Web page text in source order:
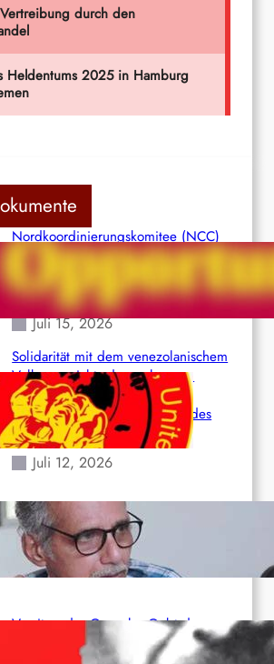
Nordkoordinierungskomitee (NCC)
der Kommunistischen Partei Indiens
(Maoistisch): Postmoderner
Opportunismus
Juli 15, 2026
Solidarität mit dem venezolanischem
Volk angesichts der verlorenen
Leben und der katastrophalen
Situation durch die Erdbeben des
24. Juni!
Juli 12, 2026
Indien: „Die Politik der Kapitulation“
von K. Murali (Ajith)
Juli 1, 2026
Vorsitzender Gonzalo: Gebt das
Leben für die Partei und die